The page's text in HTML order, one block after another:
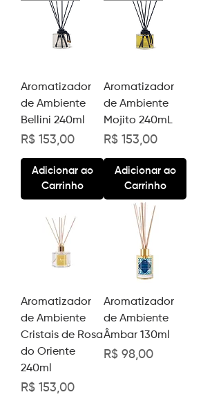
Aromatizador
de Ambiente
Bellini 240ml
Preço
R$ 153,00
Adicionar ao
Carrinho
Aromatizador
de Ambiente
Mojito 240mL
Preço
R$ 153,00
Adicionar ao
Carrinho
Aromatizador
de Ambiente
Cristais de Rosa
do Oriente
240ml
Preço
R$ 153,00
Aromatizador
de Ambiente
Âmbar 130ml
Preço
R$ 98,00